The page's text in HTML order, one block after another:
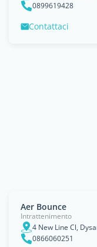
0899619428
Contattaci
Aer Bounce
Intrattenimento
4 New Line Cl,
0866060251